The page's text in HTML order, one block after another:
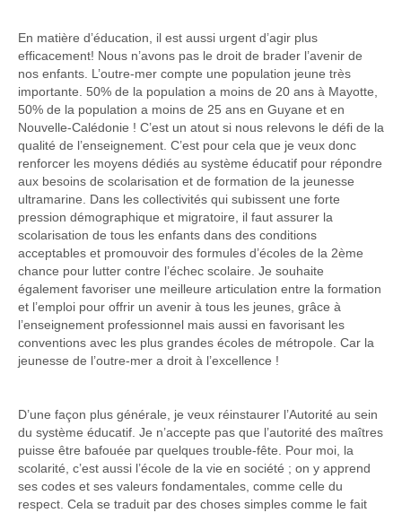
En matière d’éducation, il est aussi urgent d’agir plus
efficacement! Nous n’avons pas le droit de brader l’avenir de
nos enfants. L’outre-mer compte une population jeune très
importante. 50% de la population a moins de 20 ans à Mayotte,
50% de la population a moins de 25 ans en Guyane et en
Nouvelle-Calédonie ! C’est un atout si nous relevons le défi de la
qualité de l’enseignement. C’est pour cela que je veux donc
renforcer les moyens dédiés au système éducatif pour répondre
aux besoins de scolarisation et de formation de la jeunesse
ultramarine. Dans les collectivités qui subissent une forte
pression démographique et migratoire, il faut assurer la
scolarisation de tous les enfants dans des conditions
acceptables et promouvoir des formules d’écoles de la 2ème
chance pour lutter contre l’échec scolaire. Je souhaite
également favoriser une meilleure articulation entre la formation
et l’emploi pour offrir un avenir à tous les jeunes, grâce à
l’enseignement professionnel mais aussi en favorisant les
conventions avec les plus grandes écoles de métropole. Car la
jeunesse de l’outre-mer a droit à l’excellence !
D’une façon plus générale, je veux réinstaurer l’Autorité au sein
du système éducatif. Je n’accepte pas que l’autorité des maîtres
puisse être bafouée par quelques trouble-fête. Pour moi, la
scolarité, c’est aussi l’école de la vie en société ; on y apprend
ses codes et ses valeurs fondamentales, comme celle du
respect. Cela se traduit par des choses simples comme le fait